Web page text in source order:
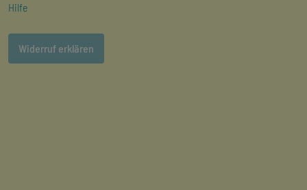
Hilfe
Widerruf erklären